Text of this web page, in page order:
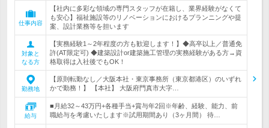
仕事内容
【社内に多彩な領域の専門スタッフが在籍し、業界経験がなくて
も安心】福祉施設等のリノベーションにおけるプランニングや提
案、設計業務等を担います
対象と
なる方
【実務経験1～2年程度の方も歓迎します！】◆高卒以上／普通免
許(AT限定可) ◆建築設計or建築施工管理の実務経験がある方→資
格取得は入社後でもOK！
勤務地
【原則転勤なし／大阪本社・東京事務所（東京都港区）のいずれ
かで勤務！】 【本社】 大阪府門真市大字…
給与
■月給32～43万円+各種手当+賞与年2回※年齢、経験、能力、前
職給与を考慮いたします※試用期間あり（3ヶ月間） 待…